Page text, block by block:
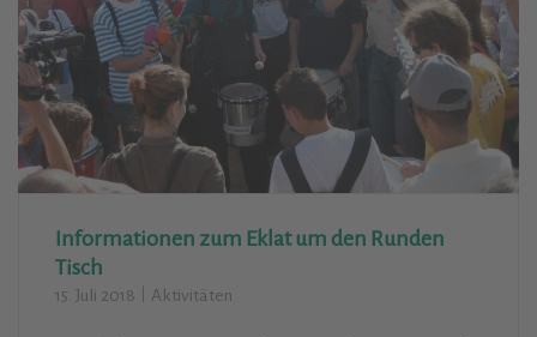
Weiterlesen
Nachruf Uri Avnery
Informationen zum Eklat um den Runden
Tisch
15. Juli 2018 Aktivitäten